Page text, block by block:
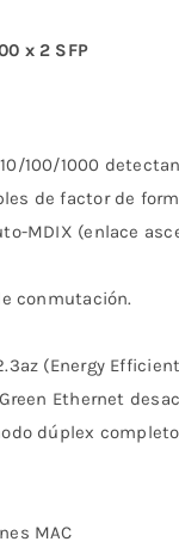
x 2 SFP
100/1000
de factor de
MDIX (enlace
conmutación.
(Energy
Ethernet
dúplex
MAC